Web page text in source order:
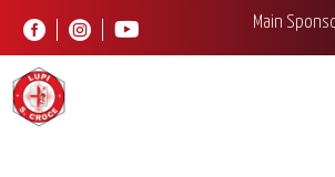
   Main